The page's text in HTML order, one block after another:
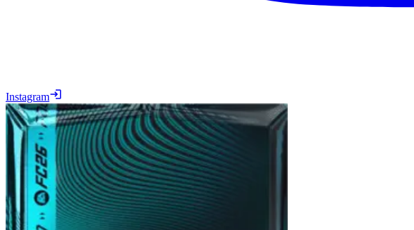
Instagram